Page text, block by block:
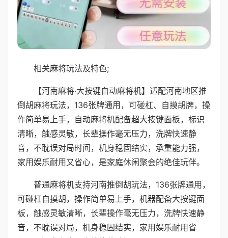
相关麻将玩法及特色;
【河南麻将·大按键自动麻将机】适配河南地区推
倒胡麻将玩法，136张牌通用，可碰杠、自摸胡牌，操
作简单易上手，自动麻将机配备超大按键面板，标识
清晰，触感灵敏，长辈操作毫无压力，洗牌快速静
音，不耽误对局时间，机身稳固结实，承重能力强，
家用娱乐耐用又省心，是家庭休闲聚会的绝佳玩伴。
普通麻将机支持河南推倒胡玩法，136张牌通用，
可碰杠自摸胡，操作简单易上手，机器配备大按键面
板，触感灵敏清晰，长辈操作毫无压力，洗牌快速静
音，不耽误对局，机身稳固结实，家用娱乐耐用省